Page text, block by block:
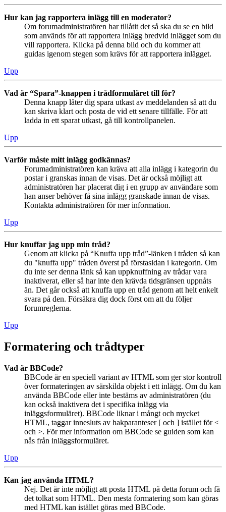
Hur kan jag rapportera inlägg till en moderator?
Om forumadministratören har tillåtit det så ska du se en bild
som används för att rapportera inlägg bredvid inlägget som du
vill rapportera. Klicka på denna bild och du kommer att
guidas igenom stegen som krävs för att rapportera inlägget.
Upp
Vad är “Spara”-knappen i trådformuläret till för?
Denna knapp låter dig spara utkast av meddelanden så att du
kan skriva klart och posta de vid ett senare tillfälle. För att
ladda in ett sparat utkast, gå till kontrollpanelen.
Upp
Varför måste mitt inlägg godkännas?
Forumadministratören kan kräva att alla inlägg i kategorin du
postar i granskas innan de visas. Det är också möjligt att
administratören har placerat dig i en grupp av användare som
han anser behöver få sina inlägg granskade innan de visas.
Kontakta administratören för mer information.
Upp
Hur knuffar jag upp min tråd?
Genom att klicka på “Knuffa upp tråd”-länken i tråden så kan
du "knuffa upp" tråden överst på förstasidan i kategorin. Om
du inte ser denna länk så kan uppknuffning av trådar vara
inaktiverat, eller så har inte den krävda tidsgränsen uppnåts
än. Det går också att knuffa upp en tråd genom att helt enkelt
svara på den. Försäkra dig dock först om att du följer
forumreglerna.
Upp
Formatering och trådtyper
Vad är BBCode?
BBCode är en speciell variant av HTML som ger stor kontroll
över formateringen av särskilda objekt i ett inlägg. Om du kan
använda BBCode eller inte bestäms av administratören (du
kan också inaktivera det i specifika inlägg via
inläggsformuläret). BBCode liknar i mångt och mycket
HTML, taggar innesluts av hakparanteser [ och ] istället för <
och >. För mer information om BBCode se guiden som kan
nås från inläggsformuläret.
Upp
Kan jag använda HTML?
Nej. Det är inte möjligt att posta HTML på detta forum och få
det tolkat som HTML. Den mesta formatering som kan göras
med HTML kan istället göras med BBCode.